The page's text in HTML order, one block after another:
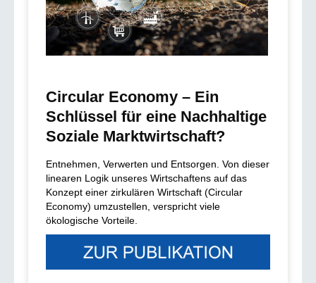
Circular Economy – Ein
Schlüssel für eine Nachhaltige
Soziale Marktwirtschaft?
Entnehmen, Verwerten und Entsorgen. Von dieser
linearen Logik unseres Wirtschaftens auf das
Konzept einer zirkulären Wirtschaft (Circular
Economy) umzustellen, verspricht viele
ökologische Vorteile.